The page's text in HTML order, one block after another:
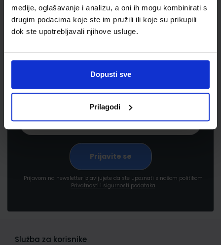
medije, oglašavanje i analizu, a oni ih mogu kombinirati s
drugim podacima koje ste im pružili ili koje su prikupili
dok ste upotrebljavali njihove usluge.
Dopusti sve
Prilagodi
Newsletter prijava
Prijavite se kako bi primali informacije o novim
pogodnostima
Prijavom na newsletter izjavljujete da ste upoznati s našom politikom
Privatnosti i sigurnosti podataka
Služba za korisnike